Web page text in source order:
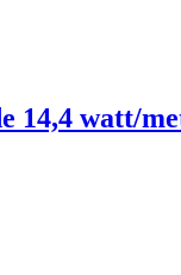
14,4 watt/